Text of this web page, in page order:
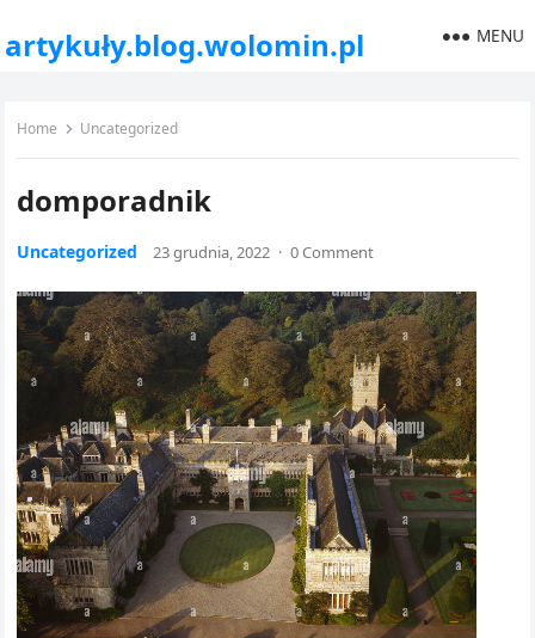
artykuły.blog.wolomin.pl MENU
Home Uncategorized
domporadnik
Uncategorized 23 grudnia, 2022 · 0 Comment